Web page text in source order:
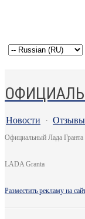
Новости · Отзывы
Официальный Лада
LADA Granta
Разместить рекламу на